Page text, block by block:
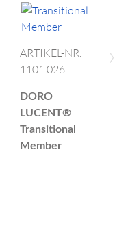
ARTIKEL-NR.
1101.026
DORO
LUCENT®
Transitional
Member
›